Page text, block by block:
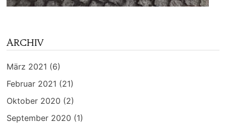
ARCHIV
März 2021 (6)
Februar 2021 (21)
Oktober 2020 (2)
September 2020 (1)